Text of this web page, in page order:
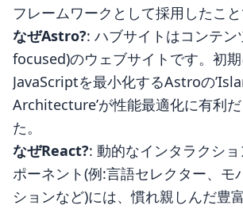
フレームワークとして採用したこと
なぜAstro?: ハブサイトはコンテ
focused)のウェブサイトです。初
JavaScriptを最小化するAstroの
Architecture’が性能最適化に有利
た。
なぜReact?: 動的なインタラクシ
ポーネント(例:言語セレクター、モ
ションなど)には、慣れ親しんだ豊